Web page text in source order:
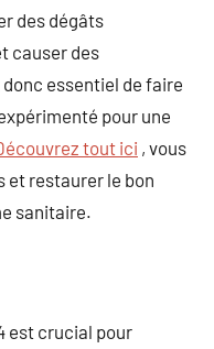
des dégâts
causer des
essentiel de faire
pour une
tout ici , vous
et restaurer le bon
sanitaire.
est crucial pour